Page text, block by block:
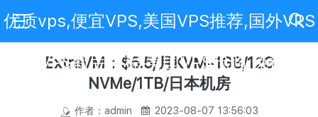
优质vps,便宜VPS,美国VPS推荐,国外VPS
评测,VPS新手教程,美国VPS代购,免费VPS
ExtraVM：$5.5/月KVM-1GB/12G
NVMe/1TB/日本机房
作者：admin
2023-08-07 13:56:03